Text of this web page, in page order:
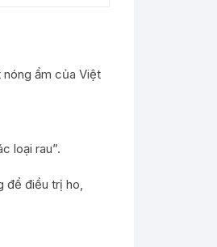
nóng ẩm của Việt
loại rau”.
điều trị ho,